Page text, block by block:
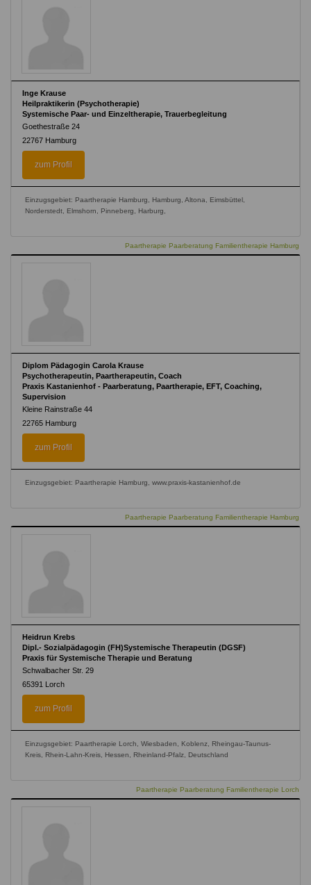
Inge Krause
Heilpraktikerin (Psychotherapie)
Systemische Paar- und Einzeltherapie, Trauerbegleitung
Goethestraße 24
22767 Hamburg
zum Profil
Einzugsgebiet: Paartherapie Hamburg, Hamburg, Altona, Eimsbüttel,
Norderstedt, Elmshorn, Pinneberg, Harburg,
Paartherapie Paarberatung Familientherapie Hamburg
Diplom Pädagogin Carola Krause
Psychotherapeutin, Paartherapeutin, Coach
Praxis Kastanienhof - Paarberatung, Paartherapie, EFT, Coaching,
Supervision
Kleine Rainstraße 44
22765 Hamburg
zum Profil
Einzugsgebiet: Paartherapie Hamburg, www.praxis-kastanienhof.de
Paartherapie Paarberatung Familientherapie Hamburg
Heidrun Krebs
Dipl.- Sozialpädagogin (FH)Systemische Therapeutin (DGSF)
Praxis für Systemische Therapie und Beratung
Schwalbacher Str. 29
65391
Lorch
zum Profil
Einzugsgebiet: Paartherapie Lorch, Wiesbaden, Koblenz, Rheingau-Taunus-
Kreis, Rhein-Lahn-Kreis, Hessen, Rheinland-Pfalz, Deutschland
Paartherapie Paarberatung Familientherapie Lorch